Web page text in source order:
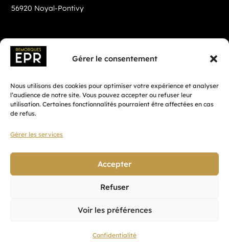
Gérer le consentement
Nous utilisons des cookies pour optimiser votre expérience et analyser
l’audience de notre site. Vous pouvez accepter ou refuser leur
utilisation. Certaines fonctionnalités pourraient être affectées en cas
de refus.
Gérer les services
Accepter
Refuser
Voir les préférences
Confidentialité
56920 Noyal-Pontivy